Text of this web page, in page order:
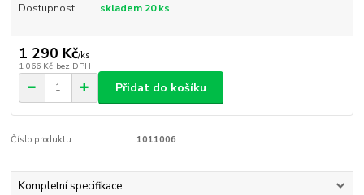
Dostupnost skladem 20 ks
1 290 Kč/ks
1 066 Kč bez DPH
Přidat do košíku
Číslo produktu: 1011006
Kompletní specifikace